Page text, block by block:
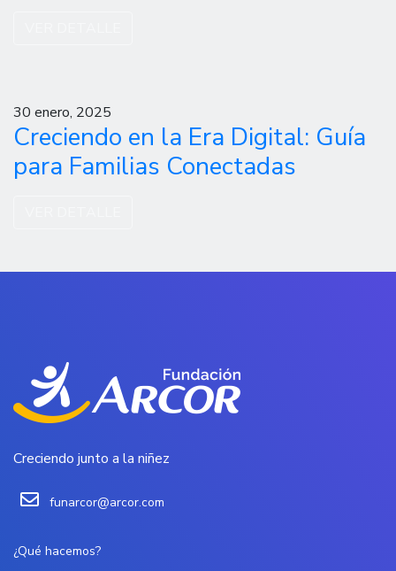
30 enero, 2025
Creciendo en la Era Digital: Guía
para Familias Conectadas
Creciendo junto a la niñez
funarcor@arcor.com
¿Qué hacemos?